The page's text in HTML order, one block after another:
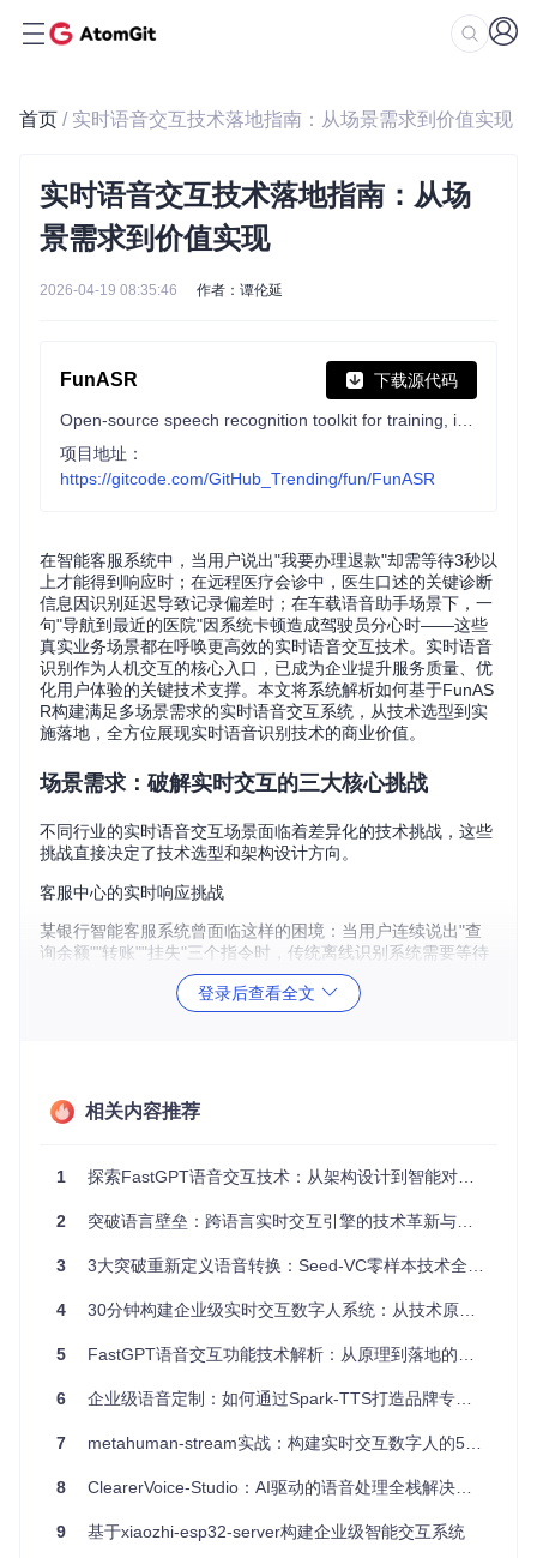
首页 / 实时语音交互技术落地指南：从场景需求到价值实现
实时语音交互技术落地指南：从场
景需求到价值实现
2026-04-19 08:35:46 作者：谭伦延
FunASR 下载源代码
项目地址：
https://gitcode.com/GitHub_Trending/fun/FunASR
在智能客服系统中，当用户说出"我要办理退款"却需等待3秒以
上才能得到响应时；在远程医疗会诊中，医生口述的关键诊断
信息因识别延迟导致记录偏差时；在车载语音助手场景下，一
句"导航到最近的医院"因系统卡顿造成驾驶员分心时——这些
真实业务场景都在呼唤更高效的实时语音交互技术。实时语音
识别作为人机交互的核心入口，已成为企业提升服务质量、优
化用户体验的关键技术支撑。本文将系统解析如何基于FunAS
R构建满足多场景需求的实时语音交互系统，从技术选型到实
施落地，全方位展现实时语音识别技术的商业价值。
场景需求：破解实时交互的三大核心挑战
不同行业的实时语音交互场景面临着差异化的技术挑战，这些
挑战直接决定了技术选型和架构设计方向。
客服中心的实时响应挑战
某银行智能客服系统曾面临这样的困境：当用户连续说出"查
询余额""转账""挂失"三个指令时，传统离线识别系统需要等待
用户完整说完才能开始处理，导致整体交互时间超过15秒，用
户满意度评分下降37%。这种"说完再识别"的模式完全无法满
足客服场景对即时响应的要求。
响应延迟 < 300ms
连续语音处理能力
在线教育的实时互动挑战
实时看到字幕以便理解。某教育平台采用传统语音识别方案
堂互动效率降低40%。
核心需求指标：
实时字幕生成
专业术语识别准确率
中，语音指令的任何延迟都可能导致安全风险。某车企测试数
率增加2.3倍。
登录后查看全文
相关内容推荐
1 探索FastGPT语音交互技术：从架构设计到智能对话落地实践
2 突破语言壁垒：跨语言实时交互引擎的技术革新与场景落地
3 3大突破重新定义语音转换：Seed-VC零样本技术全解析
4 30分钟构建企业级实时交互数字人系统：从技术原理到商业落地
5 FastGPT语音交互功能技术解析：从原理到落地的全流程指南
6 企业级语音定制：如何通过Spark-TTS打造品牌专属语音交互体验
7 metahuman-stream实战：构建实时交互数字人的5个核心技术指南
8 ClearerVoice-Studio：AI驱动的语音处理全栈解决方案
9 基于xiaozhi-esp32-server构建企业级智能交互系统